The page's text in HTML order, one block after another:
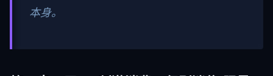
本身。